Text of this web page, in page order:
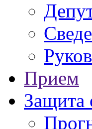
Прием
Защита